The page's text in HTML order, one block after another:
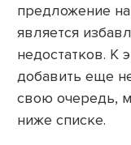
предложение
является
недостатков. К
добавить еще
свою очередь,
ниже списке.